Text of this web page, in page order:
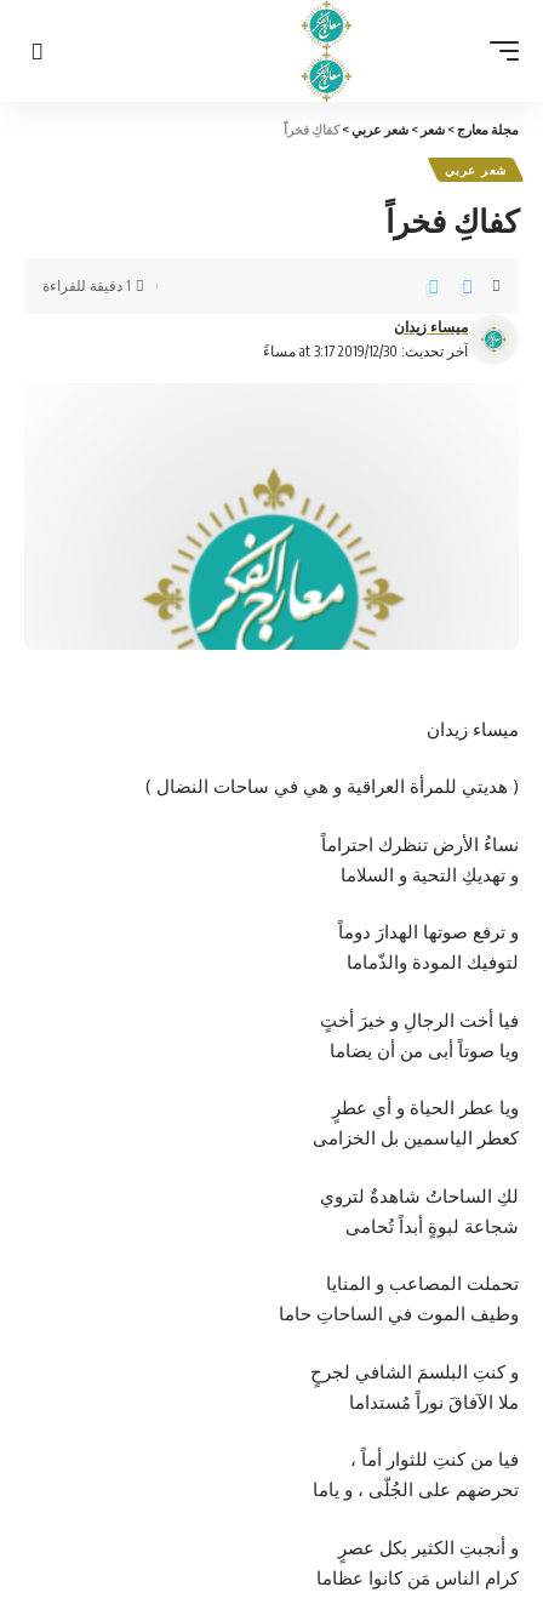
مجلة معارج> شعر > شعر عربي> كفاكِ فخراً
شعر عربي
كفاكِ فخراً
آخر تحديث: 2019/12/30 at 3:17 مساءً
ميساء زيدان
1 دقيقة للقراءة
ميساء زيدان
( هديتي للمرأة العراقية و هي في ساحات النضال )
نساءُ الأرض تنظرك احتراماً
و تهديكِ التحية و السلاما
و ترفع صوتها الهدارَ دوماً
لتوفيك المودة والذّماما
فيا أخت الرجالِ و خيرَ أختٍ
ويا صوتاً أبى من أن يضاما
ويا عطر الحياة و أي عطرٍ
كعطر الياسمين بل الخزامى
لكِ الساحاتُ شاهدةٌ لتروي
شجاعة لبوةٍ أبداً تُحامى
تحملت المصاعب و المنايا
وطيف الموت في الساحاتِ حاما
و كنتِ البلسمَ الشافي لجرحٍ
ملا الآفاقَ نوراً مُستداما
فيا من كنتِ للثوار أماً ،
تحرضهم على الجُلّى ، و ياما
و أنجبتِ الكثير بكل عصرٍ
كرام الناس مَن كانوا عظاما